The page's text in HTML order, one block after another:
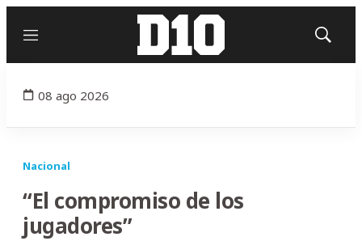
Menú
Mostrar
08 ago 2026
Nacional
“El compromiso de los
jugadores”